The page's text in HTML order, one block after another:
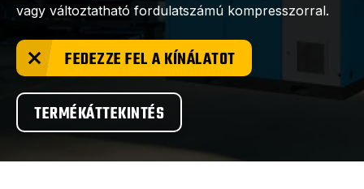
vagy változtatható fordulatszámú kompresszorral.
FEDEZZE FEL A KÍNÁLATOT
TERMÉKÁTTEKINTÉS